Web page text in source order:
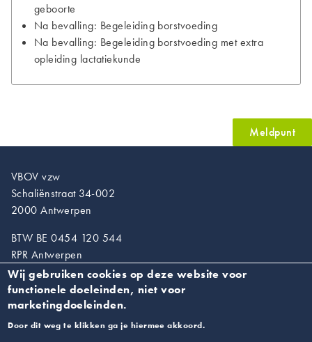
geboorte
Na bevalling: Begeleiding borstvoeding
Na bevalling: Begeleiding borstvoeding met extra
opleiding lactatiekunde
Meldpunt
VBOV vzw
Schaliënstraat 34-002
2000 Antwerpen
BTW BE 0454 120 544
RPR Antwerpen
T. 03/218.89.67
info@vroedvrouwen.be
Wij gebruiken cookies op deze website voor
functionele doeleinden, niet voor
marketingdoeleinden.
Door dit weg te klikken ga je hiermee akkoord.